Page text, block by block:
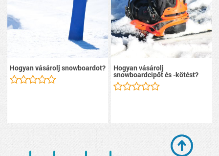
Hogyan vásárolj snowboardot? Hogyan vásárolj
snowboardcipőt és -kötést?